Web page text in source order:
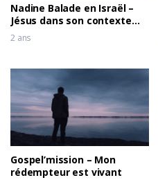
Nadine Balade en Israël –
Jésus dans son contexte
historique
2 ans
Gospel’mission – Mon
rédempteur est vivant